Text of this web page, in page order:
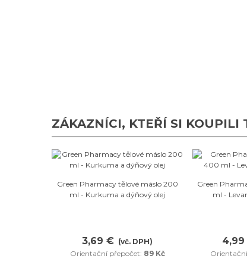
ZÁKAZNÍCI, KTEŘÍ SI KOUPILI
Oblíbené
Green Pharmacy tělové máslo 200
ml - Kurkuma a dýňový olej
3,69 € (vč. DPH)
Orientační přepočet: 89 Kč
Green
ml -